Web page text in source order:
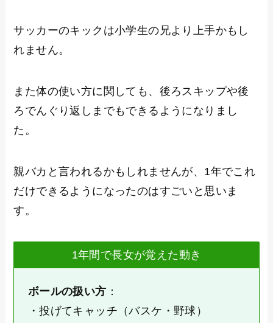
サッカーのキックは小学生の兄より上手かもし
れません。
また体の使い方に関しても、後ろスキップや後
ろでんぐり返しまでもできるようになりまし
た。
親バカと言われるかもしれませんが、1年でこれ
だけできるようになったのはすごいと思いま
す。
1年間で長女が覚えた動き
ボールの扱い方 ：
・投げてキャッチ（バスケ・野球）